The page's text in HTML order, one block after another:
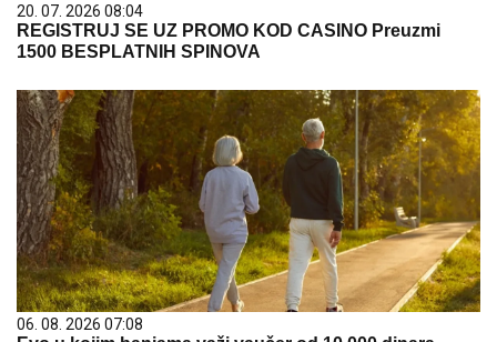
20. 07. 2026 08:04
REGISTRUJ SE UZ PROMO KOD CASINO Preuzmi
1500 BESPLATNIH SPINOVA
06. 08. 2026 07:08